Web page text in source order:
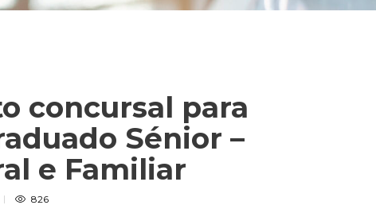
concursal para
Sénior –
e Familiar
826